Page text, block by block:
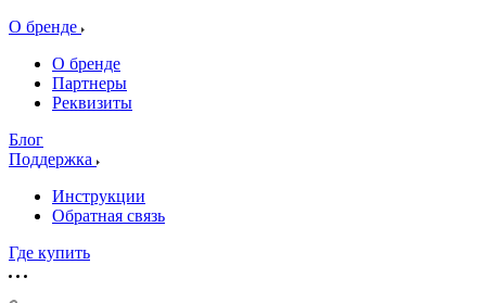
О бренде
О бренде
Партнеры
Реквизиты
Блог
Поддержка
Инструкции
Обратная связь
Где купить